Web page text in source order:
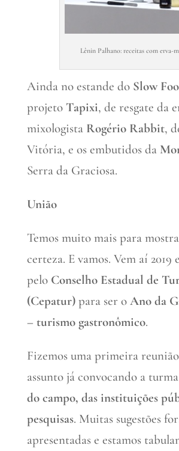
Lênin Palhano: receitas com erva-
Ainda no estande do Slow
projeto Tapixi, de resgate da
mixologista Rogério Rabbit,
Vitória, e os embutidos da
Serra da Graciosa.
União
Temos muito mais para
certeza. E vamos. Vem aí 2019
pelo Conselho Estadual de
(Cepatur)para ser o Ano da
– turismo gastronômico.
Fizemos uma primeira
assunto já convocando a
do campo, das instituições
pesquisas. Muitas sugestões
apresentadas e estamos